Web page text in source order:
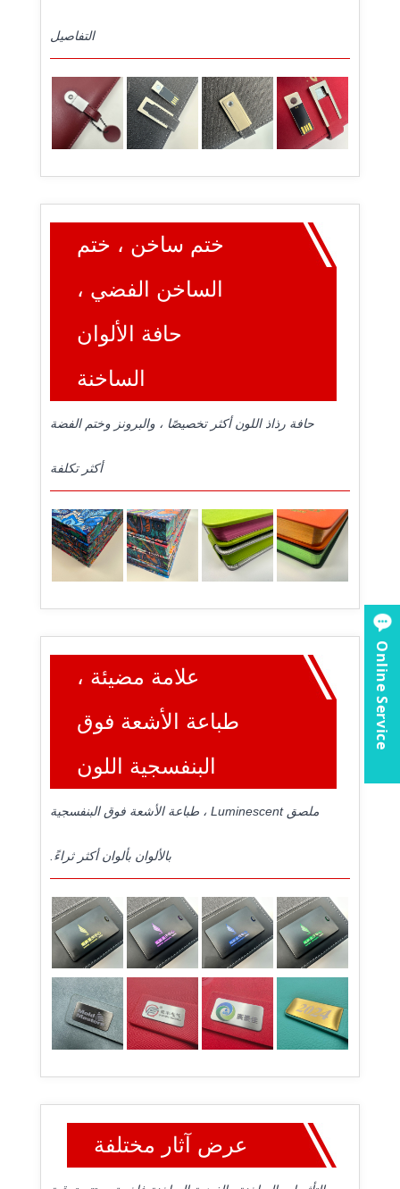
التفاصيل
ختم ساخن ، ختم
الساخن الفضي ،
حافة الألوان
الساخنة
حافة رذاذ اللون أكثر تخصيصًا ، والبرونز وختم الفضة
أكثر تكلفة
علامة مضيئة ،
طباعة الأشعة فوق
البنفسجية اللون
ملصق Luminescent ، طباعة الأشعة فوق البنفسجية
بالألوان بألوان أكثر ثراءً.
عرض آثار مختلفة
Online Service